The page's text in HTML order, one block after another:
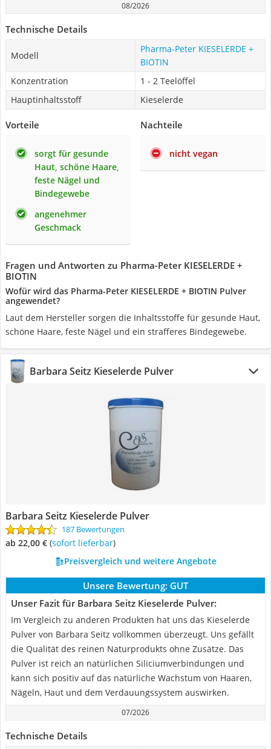
08/2026
Technische Details
Modell
Pharma-Peter KIESELERDE +
BIOTIN
Konzentration
1 - 2 Teelöffel
Hauptinhaltsstoff
Kieselerde
Vorteile
sorgt für gesunde
Haut, schöne Haare,
feste Nägel und
Bindegewebe
angenehmer
Geschmack
Nachteile
nicht vegan
Fragen und Antworten zu Pharma-Peter KIESELERDE +
BIOTIN
Wofür wird das Pharma-Peter KIESELERDE + BIOTIN Pulver
angewendet?
Laut dem Hersteller sorgen die Inhaltsstoffe für gesunde Haut,
schöne Haare, feste Nägel und ein strafferes Bindegewebe.
Barbara Seitz Kieselerde Pulver
Barbara Seitz Kieselerde Pulver
187 Bewertungen
ab 22,00 € ( Sofort lieferbar)
Preisvergleich und weitere Angebote
Unsere Bewertung: GUT
Unser Fazit für Barbara Seitz Kieselerde Pulver:
Im Vergleich zu anderen Produkten hat uns das Kieselerde
Pulver von Barbara Seitz vollkommen überzeugt. Uns gefällt
die Qualität des reinen Naturprodukts ohne Zusätze. Das
Pulver ist reich an natürlichen Siliciumverbindungen und
kann sich positiv auf das natürliche Wachstum von Haaren,
Nägeln, Haut und dem Verdauungssystem auswirken.
07/2026
Technische Details